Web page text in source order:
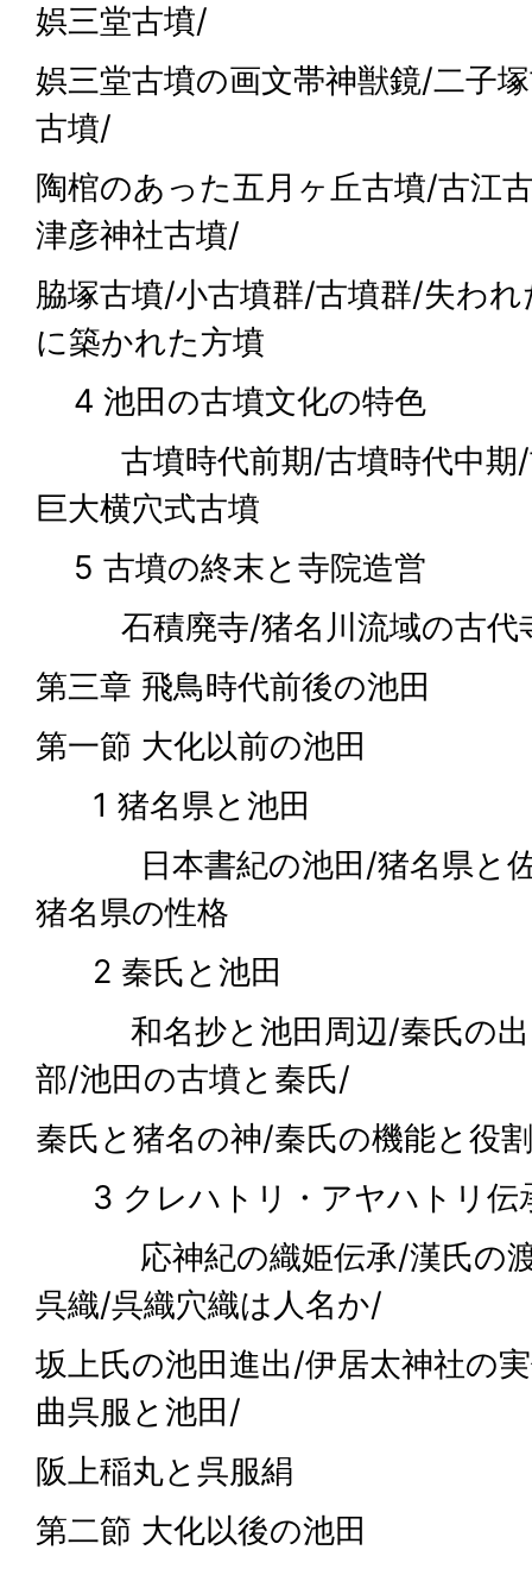
娯三堂古墳/
娯三堂古墳の画文帯神獣鏡/二子
古墳/
陶棺のあった五月ヶ丘古墳/古江
津彦神社古墳/
脇塚古墳/小古墳群/古墳群/失わ
に築かれた方墳
4 池田の古墳文化の特色
古墳時代前期/古墳時代中期/
巨大横穴式古墳
5 古墳の終末と寺院造営
石積廃寺/猪名川流域の古代
第三章 飛鳥時代前後の池田
第一節 大化以前の池田
1 猪名県と池田
日本書紀の池田/猪名県と佐
猪名県の性格
2 秦氏と池田
和名抄と池田周辺/秦氏の出
部/池田の古墳と秦氏/
秦氏と猪名の神/秦氏の機能と役割
3 クレハトリ・アヤハトリ伝
応神紀の織姫伝承/漢氏の渡
呉織/呉織穴織は人名か/
坂上氏の池田進出/伊居太神社の
曲呉服と池田/
阪上稲丸と呉服絹
第二節 大化以後の池田